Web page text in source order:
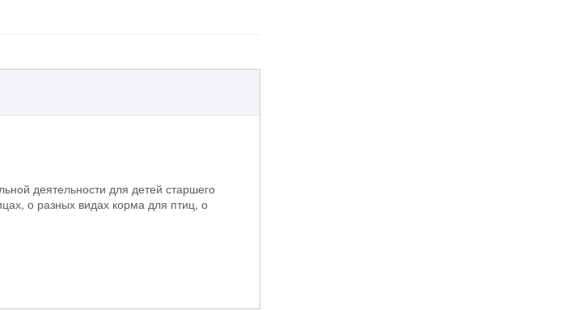
деятельности для детей старшего
о разных видах корма для птиц, о